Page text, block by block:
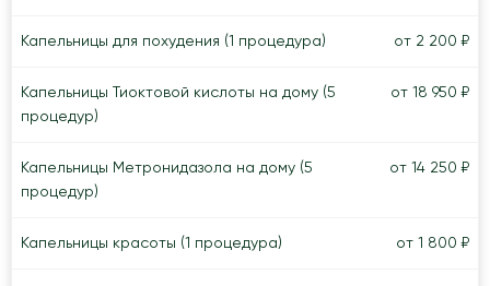
Капельницы для похудения (1 процедура) от 2 200 ₽
Капельницы Тиоктовой кислоты на дому (5
процедур)
от 18 950 ₽
Капельницы Метронидазола на дому (5
процедур)
от 14 250 ₽
Капельницы красоты (1 процедура) от 1 800 ₽